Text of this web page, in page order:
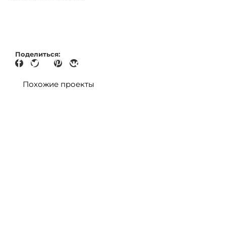
Поделиться:
Похожие проекты